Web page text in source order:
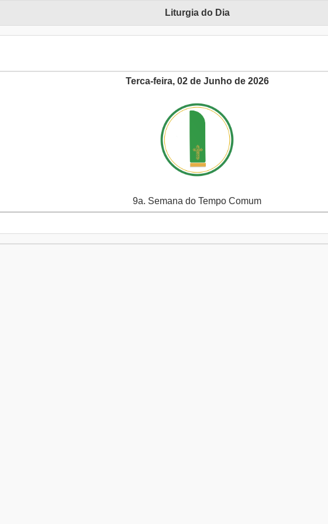
Liturgia do Dia
Terca-feira, 02 de Junho de 2026
9a. Semana do Tempo Comum